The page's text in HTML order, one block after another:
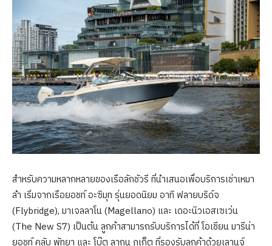
สำหรับความหลากหลายของเรือลักชัวรี ที่นำเสนอเพื่อบริการเช่าเหมา
ลำ เริ่มจากเรือยอชท์ อะซิมุท รุ่นยอดนิยม อาทิ ฟลายบริด์จ
(Flybridge), มาเจลลาโน (Magellano) และ เดอะนิวเอสเซเว่น
(The New S7) เป็นต้น ลูกค้าสามารถรับบริการได้ที่ โอเชียน มารีน่า
ยอชท์ คลับ พัทยา และ โบ๊ต ลากูน ภูเก็ต ที่รองรับลูกค้าด้วยเลานจ์